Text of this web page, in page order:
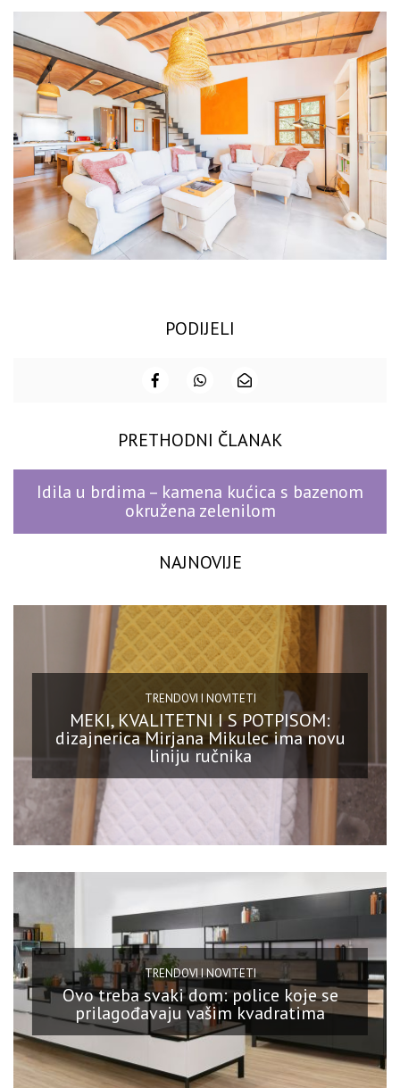
PODIJELI
PRETHODNI ČLANAK
Idila u brdima – kamena kućica s bazenom
okružena zelenilom
NAJNOVIJE
TRENDOVI I NOVITETI
MEKI, KVALITETNI I S POTPISOM:
dizajnerica Mirjana Mikulec ima novu
liniju ručnika
TRENDOVI I NOVITETI
Ovo treba svaki dom: police koje se
prilagođavaju vašim kvadratima